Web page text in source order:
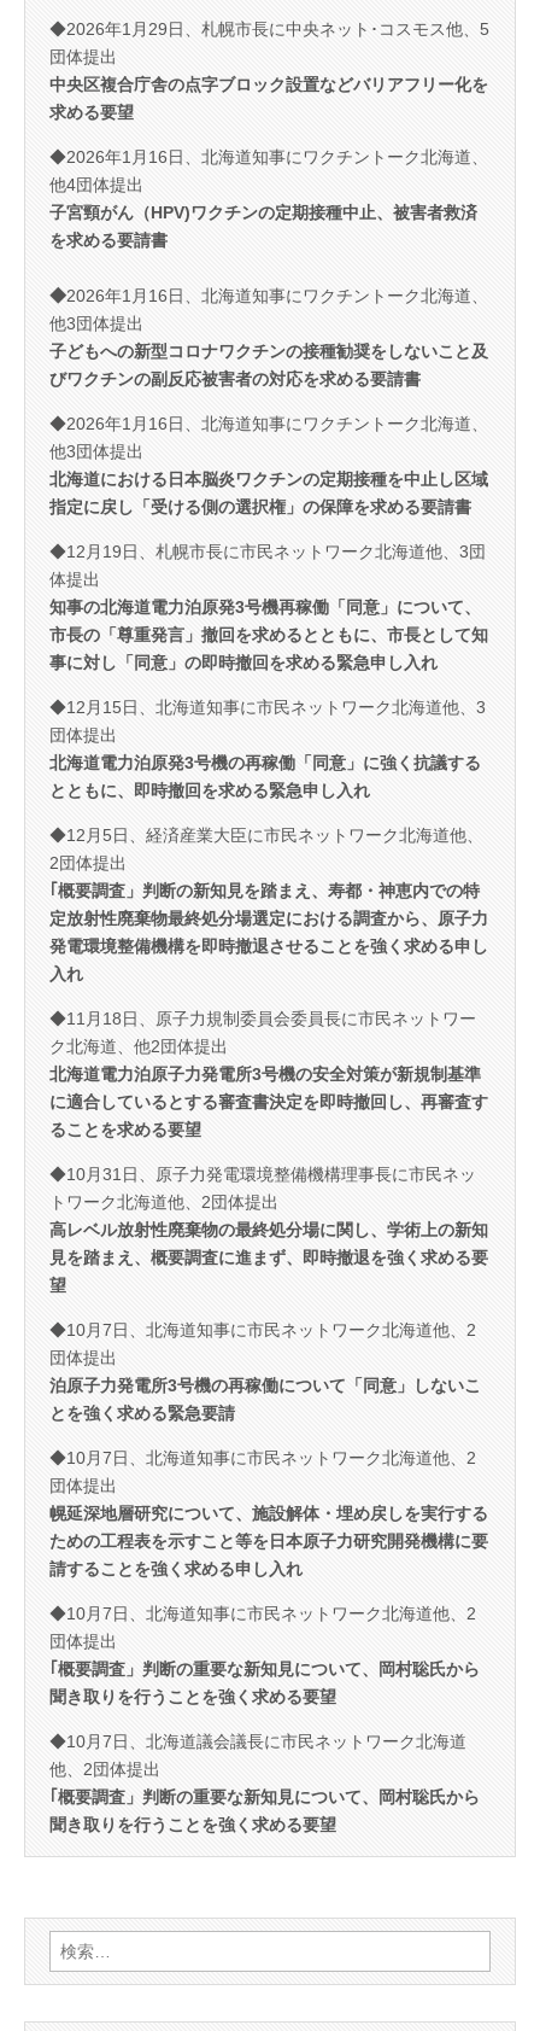
◆2026年1月29日、札幌市長に中央ネット･コスモス他、5
団体提出
中央区複合庁舎の点字ブロック設置などバリアフリー化を
求める要望
◆2026年1月16日、北海道知事にワクチントーク北海道、
他4団体提出
子宮頸がん（HPV)ワクチンの定期接種中止、被害者救済
を求める要請書
◆2026年1月16日、北海道知事にワクチントーク北海道、
他3団体提出
子どもへの新型コロナワクチンの接種勧奨をしないこと及
びワクチンの副反応被害者の対応を求める要請書
◆2026年1月16日、北海道知事にワクチントーク北海道、
他3団体提出
北海道における日本脳炎ワクチンの定期接種を中止し区域
指定に戻し「受ける側の選択権」の保障を求める要請書
◆12月19日、札幌市長に市民ネットワーク北海道他、3団
体提出
知事の北海道電力泊原発3号機再稼働「同意」について、
市長の「尊重発言」撤回を求めるとともに、市長として知
事に対し「同意」の即時撤回を求める緊急申し入れ
◆12月15日、北海道知事に市民ネットワーク北海道他、3
団体提出
北海道電力泊原発3号機の再稼働「同意」に強く抗議する
とともに、即時撤回を求める緊急申し入れ
◆12月5日、経済産業大臣に市民ネットワーク北海道他、
2団体提出
｢概要調査」判断の新知見を踏まえ、寿都・神恵内での特
定放射性廃棄物最終処分場選定における調査から、原子力
発電環境整備機構を即時撤退させることを強く求める申し
入れ
◆11月18日、原子力規制委員会委員長に市民ネットワー
ク北海道、他2団体提出
北海道電力泊原子力発電所3号機の安全対策が新規制基準
に適合しているとする審査書決定を即時撤回し、再審査す
ることを求める要望
◆10月31日、原子力発電環境整備機構理事長に市民ネッ
トワーク北海道他、2団体提出
高レベル放射性廃棄物の最終処分場に関し、学術上の新知
見を踏まえ、概要調査に進まず、即時撤退を強く求める要
望
◆10月7日、北海道知事に市民ネットワーク北海道他、2
団体提出
泊原子力発電所3号機の再稼働について「同意」しないこ
とを強く求める緊急要請
◆10月7日、北海道知事に市民ネットワーク北海道他、2
団体提出
幌延深地層研究について、施設解体・埋め戻しを実行する
ための工程表を示すこと等を日本原子力研究開発機構に要
請することを強く求める申し入れ
◆10月7日、北海道知事に市民ネットワーク北海道他、2
団体提出
｢概要調査」判断の重要な新知見について、岡村聡氏から
聞き取りを行うことを強く求める要望
◆10月7日、北海道議会議長に市民ネットワーク北海道
他、2団体提出
｢概要調査」判断の重要な新知見について、岡村聡氏から
聞き取りを行うことを強く求める要望
検
索: